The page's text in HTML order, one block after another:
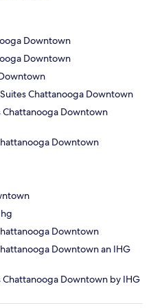
Downtown
Downtown
Chattanooga Downtown
Chattanooga Downtown
Downtown
Downtown
Downtown an IHG
Chattanooga Downtown by IHG